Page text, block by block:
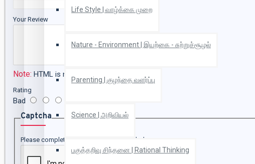
Life Style | வாழ்க்கை முறை
Nature - Environment | இயற்கை - சுற்றுச்சூழல்
Parenting | குழந்தை வளர்ப்பு
Science | அறிவியல்
பகுத்தறிவு சிந்தனை | Rational Thinking
Your Review
Note: HTML is not translated!
Rating
Bad
Captcha
Please complete the captcha validation below